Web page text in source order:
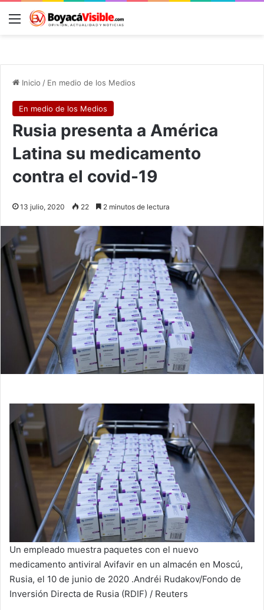
Menú
Inicio / En medio de los Medios
En medio de los Medios
Rusia presenta a América
Latina su medicamento
contra el covid-19
13 julio, 2020 22 2 minutos de lectura
Un empleado muestra paquetes con el nuevo
medicamento antiviral Avifavir en un almacén en Moscú,
Rusia, el 10 de junio de 2020 .Andréi Rudakov/Fondo de
Inversión Directa de Rusia (RDIF) / Reuters